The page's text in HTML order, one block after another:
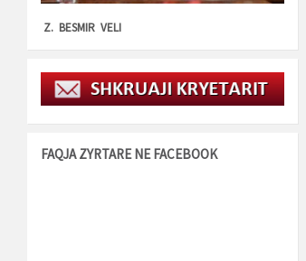
Z. BESMIR VELI
FAQJA ZYRTARE NE FACEBOOK